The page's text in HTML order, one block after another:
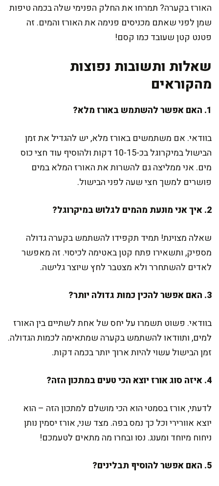
האורז בקערה? תמרחו את החלק הפנימי שלה בכמה טיפות
שמן לפני שאתם מכניסים פנימה את האורז והמים. זה
פטנט קטן שעובד כמו קסם!
שאלות ותשובות נפוצות
מהקוראים
1. האם אפשר להשתמש באורז מלא?
בוודאי. אם משתמשים באורז מלא, יש להגדיל את זמן
הבישול במיקרוגל בכ-10-15 דקות ולהוסיף עוד חצי כוס
מים. אני ממליצה גם להשרות את האורז המלא במים
פושרים למשך חצי שעה לפני הבישול.
2. איך אני מונעת מהמים לגלוש במיקרוגל?
שאלה מצוינת! תמיד תקפידו להשתמש בקערה גדולה
מספיק, ותשאירו פתח קטן באטימה לכיסוי. זה מאפשר
לאדים להשתחרר ולא מצטבר לחץ שיוצר גלישה.
3. האם אפשר להכין כמות גדולה יותר?
בוודאי. פשוט תשמרו על יחס של אחת לשתיים בין האורז
למים, ותוודאו להשתמש בקערה שמתאימה לכמות הגדולה.
זמן הבישול עשוי להיות ארוך יותר בכמה דקות.
4. איזה סוג אורז יוצא הכי טעים במתכון הזה?
לדעתי, אורז בסמטי הוא הכי מושלם למתכון הזה – הוא
יוצא אוורירי וכל כך נמס בפה. מצד שני, אורז יסמין נותן
ניחוח מיוחד ומענג. נסו ובחרו מה מתאים לטעמכם!
5. האם אפשר להוסיף תבלינים?